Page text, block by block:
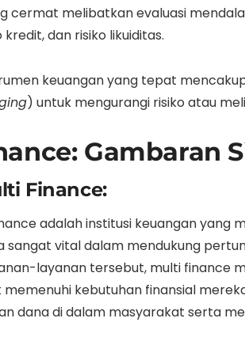
cermat melibatkan evaluasi
kredit, dan risiko likuiditas.
keuangan yang tepat
) untuk mengurangi risiko atau
Gambaran
Finance:
adalah institusi keuangan yang
sangat vital dalam mendukung
layanan tersebut, multi finance
kebutuhan finansial
dana di dalam masyarakat serta